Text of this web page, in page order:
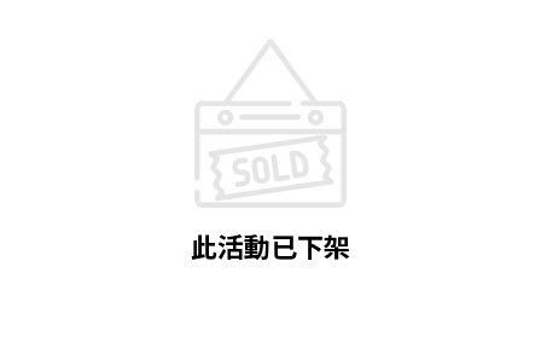
此活動已下架